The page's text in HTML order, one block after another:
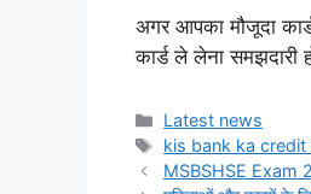
अगर आपका मौजूदा
कार्ड ले लेना
Categories
Latest news
Tags
kis bank ka
MSBSHSE Exam